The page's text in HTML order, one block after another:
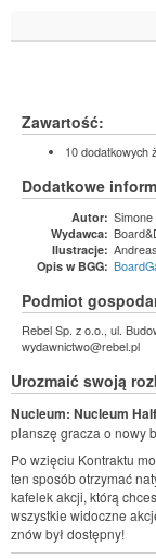
Zawartość:
10 dodatkowych
Dodatkowe
Autor: Simone
Wydawca:
Ilustracje:
Opis w BGG:
Podmiot
Rebel Sp. z o.o., ul.
wydawnictwo@rebel.pl
Urozmaić swoją
Nucleum: Nucleum
planszę gracza o nowy
Po wzięciu Kontraktu
ten sposób otrzymać
kafelek akcji, którą
wszystkie widoczne
znów był dostępny!